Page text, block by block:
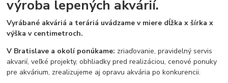
výroba lepených akvárií.
Vyrábané akváriá a teráriá uvádzame v miere dĺžka x šírka x
výška v centimetroch.
V Bratislave a okolí ponúkame: zriaďovanie, pravidelný servis
akvarií, veľké projekty, obhliadky pred realizáciou, cenové ponuky
pre akvárium, zrealizujeme aj opravu akvária po konkurencii.